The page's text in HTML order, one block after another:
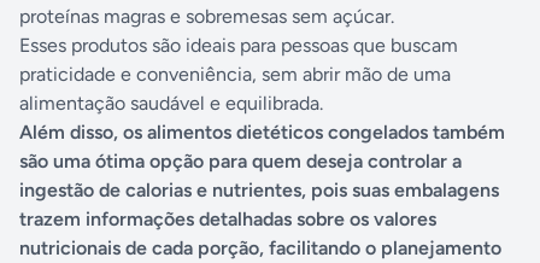
proteínas magras e sobremesas sem açúcar.
Esses produtos são ideais para pessoas que buscam
praticidade e conveniência, sem abrir mão de uma
alimentação saudável e equilibrada.
Além disso, os alimentos dietéticos congelados também
são uma ótima opção para quem deseja controlar a
ingestão de calorias e nutrientes, pois suas embalagens
trazem informações detalhadas sobre os valores
nutricionais de cada porção, facilitando o planejamento